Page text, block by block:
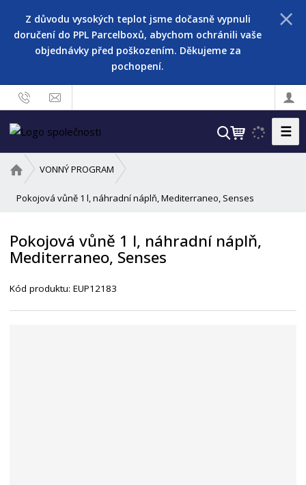
Z důvodu vysokých teplot jsme dočasně vypnuli
doručení do PPL Parcelboxů, abychom ochránili vaše
objednávky před poškozením. Děkujeme za
pochopení.
V
e
a
t
☰
v
o
í
s
r
VONNÝ PROGRAM
Pokojová vůně 1 l, náhradní náplň, Mediterraneo, Senses
Pokojová vůně 1 l, náhradní náplň,
Mediterraneo, Senses
Kód produktu:EUP12183